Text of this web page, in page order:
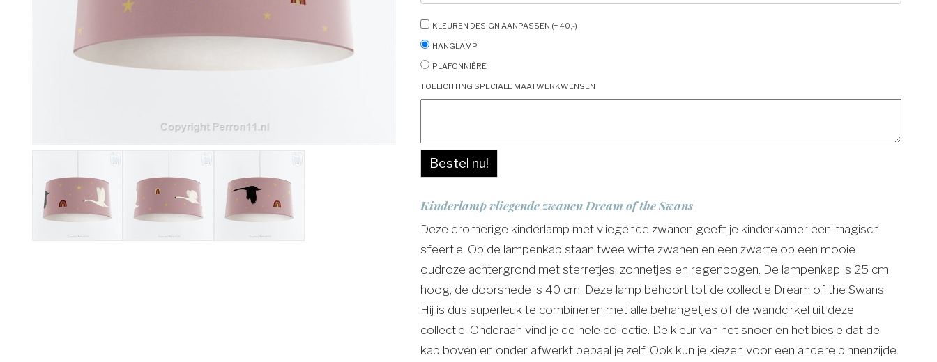
Kleuren design aanpassen (+ 40,-)
Hanglamp
Plafonnière
Toelichting speciale maatwerkwensen
Bestel nu!
Kinderlamp vliegende zwanen Dream of the Swans
Deze dromerige kinderlamp met vliegende zwanen geeft je kinderkamer een magisch
sfeertje. Op de lampenkap staan twee witte zwanen en een zwarte op een mooie
oudroze achtergrond met sterretjes, zonnetjes en regenbogen. De lampenkap is 25 cm
hoog, de doorsnede is 40 cm. Deze lamp behoort tot de collectie Dream of the Swans.
Hij is dus superleuk te combineren met alle behangetjes of de wandcirkel uit deze
collectie. Onderaan vind je de hele collectie. De kleur van het snoer en het biesje dat de
kap boven en onder afwerkt bepaal je zelf. Ook kun je kiezen voor een andere binnenzijde.